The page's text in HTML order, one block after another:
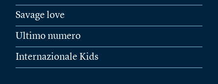
Savage love
Ultimo numero
Internazionale Kids